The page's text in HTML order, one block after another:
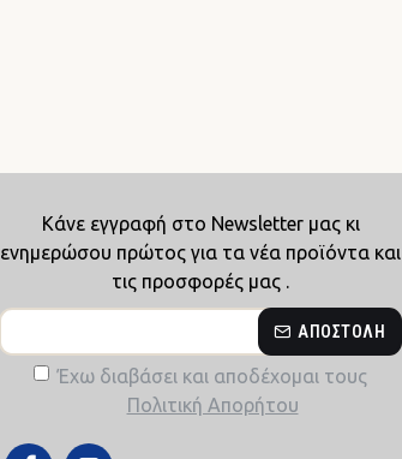
Κάνε εγγραφή στο Newsletter μας κι
ενημερώσου πρώτος για τα νέα προϊόντα και
τις προσφορές μας .
ΑΠΟΣΤΟΛΉ
Έχω διαβάσει και αποδέχομαι τους
Πολιτική Απορήτου